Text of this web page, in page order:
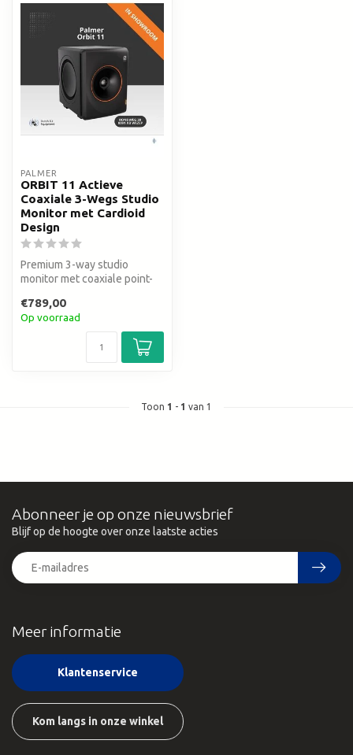
PALMER
ORBIT 11 Actieve
Coaxiale 3-Wegs Studio
Monitor met Cardioid
Design
Premium 3-way studio
monitor met coaxiale point-
mixing en...
€789,00
Op voorraad
Toon 1 - 1 van 1
Meer informatie
Klantenservice
Kom langs in onze winkel
Abonneer je op onze nieuwsbrief
Blijf op de hoogte over onze laatste acties